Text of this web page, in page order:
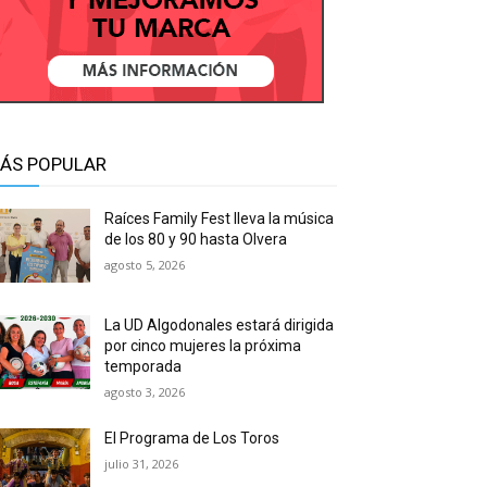
POPULAR
Raíces Family Fest lleva la música
de los 80 y 90 hasta Olvera
agosto 5, 2026
La UD Algodonales estará dirigida
por cinco mujeres la próxima
temporada
agosto 3, 2026
El Programa de Los Toros
julio 31, 2026